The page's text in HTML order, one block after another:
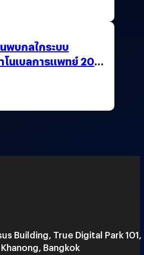
พบกลไกระบบ
นเบลการแพทย์ 2025
Building, True Digital Park 101,
Bangkok